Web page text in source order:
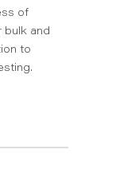
of
bulk and
to